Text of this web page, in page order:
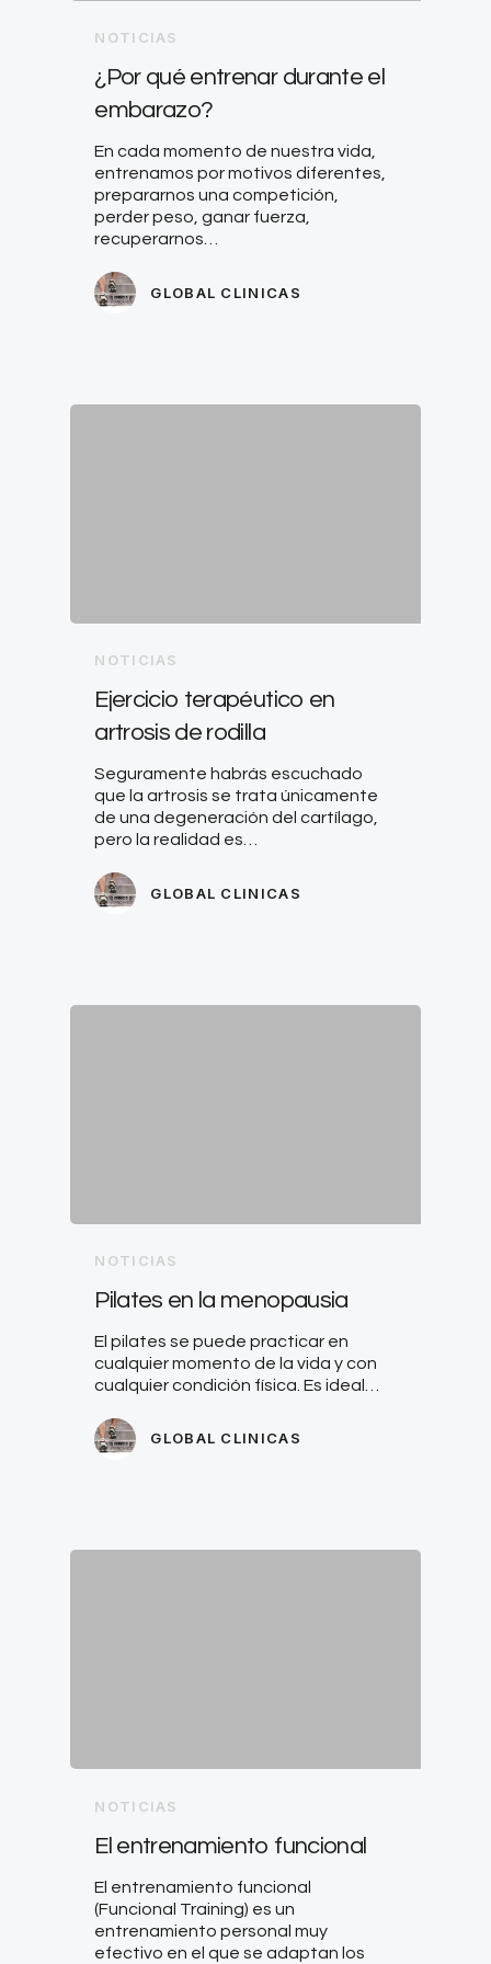
NOTICIAS
¿Por qué entrenar durante el
embarazo?
En cada momento de nuestra vida,
entrenamos por motivos diferentes,
prepararnos una competición,
perder peso, ganar fuerza,
recuperarnos…
GLOBAL CLINICAS
NOTICIAS
Ejercicio terapéutico en
artrosis de rodilla
Seguramente habrás escuchado
que la artrosis se trata únicamente
de una degeneración del cartílago,
pero la realidad es…
GLOBAL CLINICAS
NOTICIAS
Pilates en la menopausia
El pilates se puede practicar en
cualquier momento de la vida y con
cualquier condición física. Es ideal…
GLOBAL CLINICAS
NOTICIAS
El entrenamiento funcional
El entrenamiento funcional
(Funcional Training) es un
entrenamiento personal muy
efectivo en el que se adaptan los